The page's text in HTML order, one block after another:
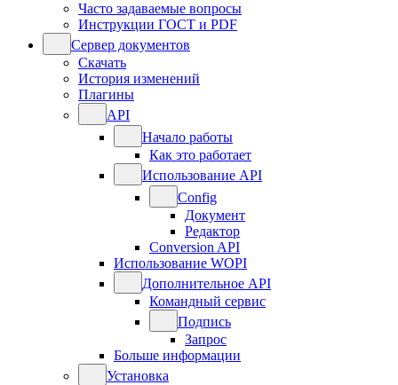
Часто задаваемые вопросы
Инструкции ГОСТ и PDF
Сервер документов
Скачать
История изменений
Плагины
API
Начало работы
Как это работает
Использование API
Config
Документ
Редактор
Conversion API
Использование WOPI
Дополнительное API
Командный сервис
Подпись
Запрос
Больше информации
Установка